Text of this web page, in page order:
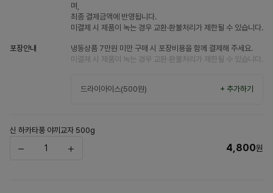
며,
최종 결제금액에 반영됩니다.
미결제 시 제품이 녹는 경우 교환·환불처리가 제한될 수 있습니다.
포장안내
냉동상품 7만원 미만 구매 시 포장비용을 함께 결제해 주세요.
미결제 시 제품이 녹는 경우 교환·환불처리가 제한될 수 있습니다.
드라이아이스(500원) + 추가하기
신 하카타풍 야끼교자 500g
4,800원